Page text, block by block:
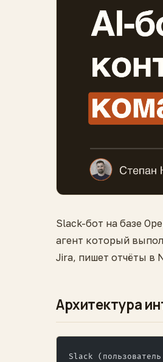
Slack-бот на базе
агент который
Jira, пишет отчёты в
Архитектура
Slack